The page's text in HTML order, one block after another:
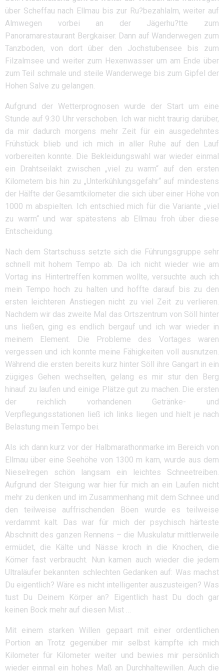
über Scheffau nach Ellmau bis zur Ru?bezahlalm, weiter auf
Almwegen vorbei an der Jägerhu?tte zum
Panoramarestaurant Bergkaiser. Dann auf Wanderwegen zum
Tanzboden, von dort über den Jochstubensee bis zum
Filzalmsee und weiter zum Hexenwasser um am Ende über
zum Teil schmale und steile Wanderwege bis zum Gipfel der
Hohen Salve zu gelangen.
Aufgrund der Wetterprognosen wurde der Start um eine
Stunde auf 9:30 Uhr verschoben. Ich war nicht traurig darüber,
da mir dadurch morgens mehr Zeit für ein ausgedehntes
Frühstück blieb und ich mich in aller Ruhe auf den Lauf
vorbereiten konnte. Die Bekleidungswahl war wieder einmal
ein Drahtseilakt zwischen „viel zu warm“ auf den ersten
Kilometern bis hin zu „Unterkühlungsgefahr“ auf mindestens
der Hälfte der Gesamtkilometer die sich über einer Höhe von
1000 m abspielten. Ich entschied mich für die Variante „viel
zu warm“ und war spätestens ab Ellmau froh über diese
Entscheidung.
Nach dem Startschuss setzte sich die Führungsgruppe sehr
schnell mit hohem Tempo ab. Da ich nicht wieder wie am
Vortag ins Hintertreffen kommen wollte, versuchte auch ich
mein Tempo hoch zu halten und hoffte darauf bis zu den
ersten leichteren Anstiegen nicht zu viel Zeit zu verlieren.
Nachdem wir das zweite Mal das Ortszentrum von Söll hinter
uns ließen, ging es endlich bergauf und ich war wieder in
meinem Element. Die Probleme des Vortages waren
vergessen und ich konnte meine Fähigkeiten voll ausnutzen.
Während die ersten bereits kurz hinter Söll ihre Gangart in ein
zügiges Gehen wechselten, gelang es mir stur den Berg
hinauf zu laufen und einige Plätze gut zu machen. Die ersten
der reichlich vorhandenen Getränke- und
Verpflegungsstationen ließ ich links liegen und hielt je nach
Belastung mein Tempo bei.
Als ich dann kurz vor der Halbmarathonmarke im Bereich von
Ellmau über eine Seehöhe von 1300 m kam, wurde aus dem
Nieselregen schön langsam ein leichtes Schneetreiben.
Aufgrund der Steigung war hier für mich an ein Laufen nicht
mehr zu denken und im Zusammenhang mit dem Schnee und
den teilweise auffrischenden Böen wurde es teilweise
verdammt kalt. Das war für mich der psychisch härteste
Abschnitt des ganzen Rennens – die Muskulatur mittlerweile
ermüdet, die Kälte und Nässe kroch in die Knochen, die
Körner fast verbraucht. Nun kamen auch wieder die jedem
Ultraläufer bekannten schlechten Gedanken auf: Was machst
Du eigentlich? Wäre es nicht intelligenter auszusteigen? Was
tust Du Deinem Körper an? Eigentlich hast Du doch gar
keinen Bock mehr auf diesen Mist …
Mit einem starken Willen gepaart mit einer ordentlichen
Portion an Trotz gegenüber mir selbst kämpfte ich mich
Kilometer für Kilometer weiter und bewies mir persönlich
wieder einmal ein hohes Maß an Durchhaltewillen. Auch die